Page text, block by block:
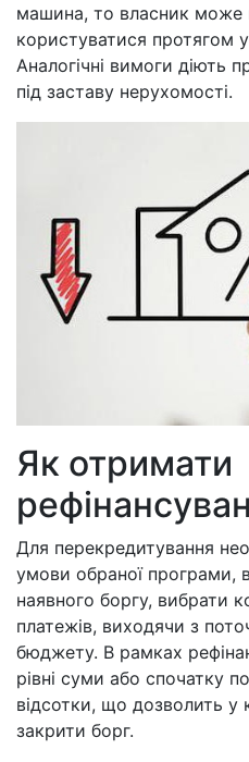
машина, то власник може
користуватися протягом
Аналогічні вимоги діють
під заставу нерухомості.
Як отримати
Для перекредитування
умови обраної програми,
наявного боргу, вибрати
платежів, виходячи з
бюджету. В рамках
рівні суми або спочатку
відсотки, що дозволить
закрити борг.